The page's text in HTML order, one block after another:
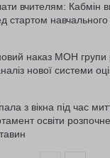
вчителям: Кабмін
стартом навчального
наказ МОН групи
нової системи
з вікна під час
освіти